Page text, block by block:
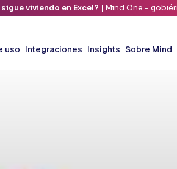
viviendo en Excel? |Mind One -
uso Integraciones Insights Sobre Mind